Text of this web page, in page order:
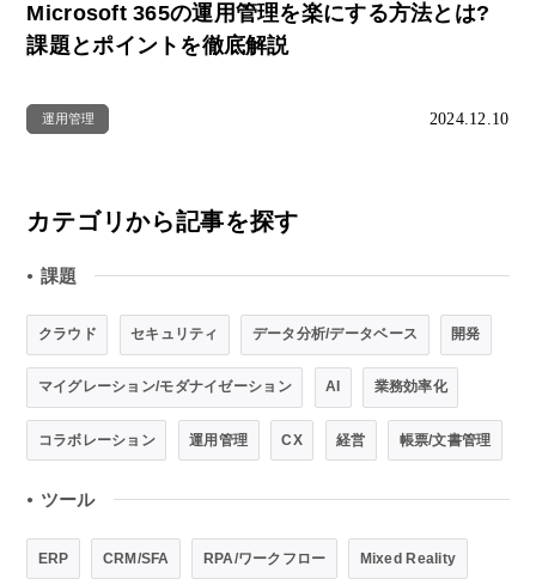
Microsoft 365の運用管理を楽にする方法とは?
課題とポイントを徹底解説
運用管理 2024.12.10
カテゴリから記事を探す
● 課題
クラウド セキュリティ データ分析/データベース 開発
マイグレーション/モダナイゼーション AI 業務効率化
コラボレーション 運用管理 CX 経営 帳票/文書管理
● ツール
ERP CRM/SFA RPA/ワークフロー Mixed Reality